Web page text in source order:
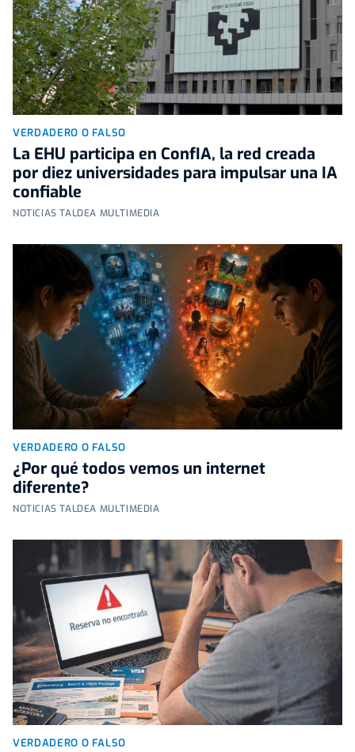
VERDADERO O FALSO
La EHU participa en ConfIA, la red creada
por diez universidades para impulsar una IA
confiable
NOTICIAS TALDEA MULTIMEDIA
VERDADERO O FALSO
¿Por qué todos vemos un internet
diferente?
NOTICIAS TALDEA MULTIMEDIA
VERDADERO O FALSO